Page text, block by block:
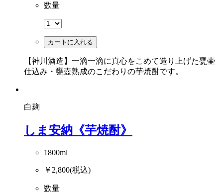
数量
カートに入れる
【神川酒造】一滴一滴に真心をこめて造り上げた甕壷
仕込み・甕壺熟成のこだわりの芋焼酎です。
白麹
しま安納《芋焼酎》
1800ml
￥2,800(税込)
数量